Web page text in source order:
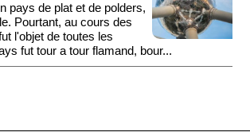
pays de plat et de polders,
Pourtant, au cours des
l'objet de toutes les
fut tour a tour flamand, bour...